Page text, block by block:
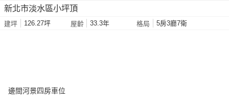
新北市淡水區小坪頂
建坪 126.27坪 屋齡 33.3年 格局 5房3廳7衛